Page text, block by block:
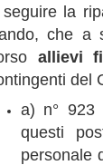
seguire la
che a
allievi
del
a) n° 923
questi
personale